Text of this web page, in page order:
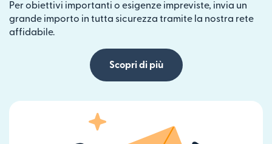
Per obiettivi importanti o esigenze impreviste, invia un
grande importo in tutta sicurezza tramite la nostra rete
affidabile.
Scopri di più